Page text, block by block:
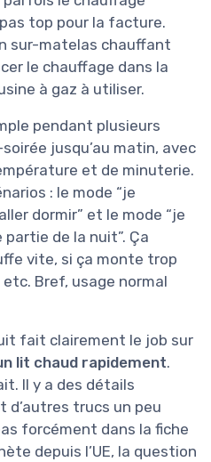
top pour la facture.
sur-matelas chauffant
le chauffage dans la
à gaz à utiliser.
pendant plusieurs
jusqu’au matin, avec
et de minuterie.
: le mode “je
dormir” et le mode “je
de la nuit”. Ça
vite, si ça monte trop
Bref, usage normal
fait clairement le job sur
lit chaud rapidement.
Il y a des détails
d’autres trucs un peu
forcément dans la fiche
depuis l’UE, la question